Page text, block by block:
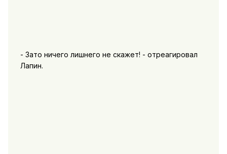
- Зато ничего лишнего не скажет! - отреагировал
Лапин.